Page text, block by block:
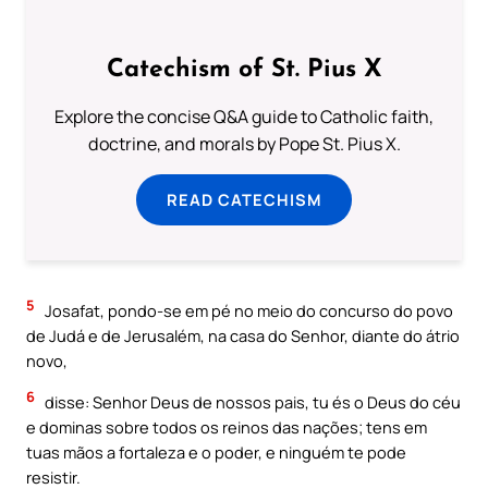
Catechism of St. Pius X
Explore the concise Q&A guide to Catholic faith,
doctrine, and morals by Pope St. Pius X.
READ CATECHISM
5 Josafat, pondo-se em pé no meio do concurso do povo
de Judá e de Jerusalém, na casa do Senhor, diante do átrio
novo,
6 disse: Senhor Deus de nossos pais, tu és o Deus do céu
e dominas sobre todos os reinos das nações; tens em
tuas mãos a fortaleza e o poder, e ninguém te pode
resistir.